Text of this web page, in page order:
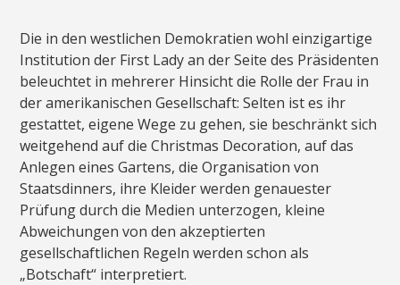
Die in den westlichen Demokratien wohl einzigartige
Institution der First Lady an der Seite des Präsidenten
beleuchtet in mehrerer Hinsicht die Rolle der Frau in
der amerikanischen Gesellschaft: Selten ist es ihr
gestattet, eigene Wege zu gehen, sie beschränkt sich
weitgehend auf die Christmas Decoration, auf das
Anlegen eines Gartens, die Organisation von
Staatsdinners, ihre Kleider werden genauester
Prüfung durch die Medien unterzogen, kleine
Abweichungen von den akzeptierten
gesellschaftlichen Regeln werden schon als
„Botschaft“ interpretiert.